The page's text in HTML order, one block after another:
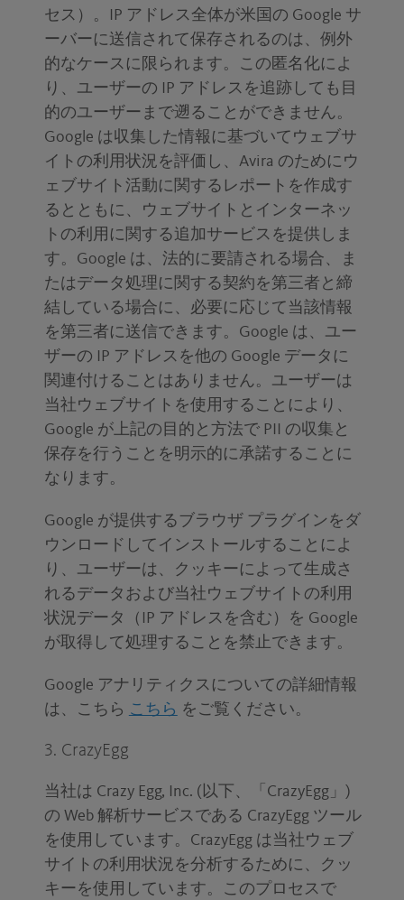
セス）。IP アドレス全体が米国の Google サ
ーバーに送信されて保存されるのは、例外
的なケースに限られます。この匿名化によ
り、ユーザーの IP アドレスを追跡しても目
的のユーザーまで遡ることができません。
Google は収集した情報に基づいてウェブサ
イトの利用状況を評価し、Avira のためにウ
ェブサイト活動に関するレポートを作成す
るとともに、ウェブサイトとインターネッ
トの利用に関する追加サービスを提供しま
す。Google は、法的に要請される場合、ま
たはデータ処理に関する契約を第三者と締
結している場合に、必要に応じて当該情報
を第三者に送信できます。Google は、ユー
ザーの IP アドレスを他の Google データに
関連付けることはありません。ユーザーは
当社ウェブサイトを使用することにより、
Google が上記の目的と方法で PII の収集と
保存を行うことを明示的に承諾することに
なります。
Google が提供するブラウザ プラグインをダ
ウンロードしてインストールすることによ
り、ユーザーは、クッキーによって生成さ
れるデータおよび当社ウェブサイトの利用
状況データ（IP アドレスを含む）を Google
が取得して処理することを禁止できます。
Google アナリティクスについての詳細情報
は、こちら こちら をご覧ください。
3. CrazyEgg
当社は Crazy Egg, Inc. (以下、「CrazyEgg」)
の Web 解析サービスである CrazyEgg ツール
を使用しています。CrazyEgg は当社ウェブ
サイトの利用状況を分析するために、クッ
キーを使用しています。このプロセスで